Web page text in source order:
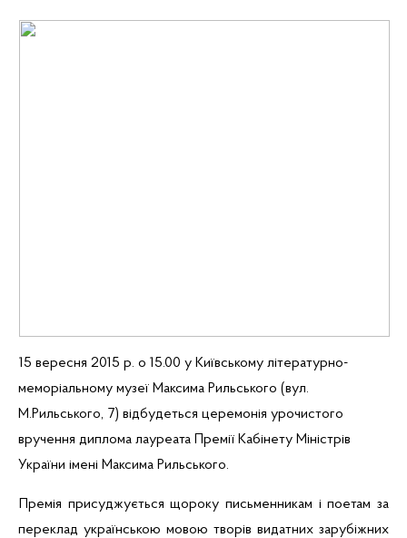
15 вересня 2015 р. о 15.00 у Київському літературно-
меморіальному музеї Максима Рильського (вул.
М.Рильського, 7) відбудеться церемонія урочистого
вручення диплома лауреата Премії Кабінету Міністрів
України імені Максима Рильського.
Премія присуджується щороку письменникам і поетам за
переклад українською мовою творів видатних зарубіжних